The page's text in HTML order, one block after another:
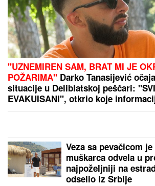
"UZNEMIREN SAM, BRAT MI JE
POŽARIMA" Darko Tanasijević
situacije u Deliblatskoj peščari:
EVAKUISANI", otkrio koje
Veza sa pevačicom
muškarca odvela u
najpoželjniji na
odselio iz Srbije